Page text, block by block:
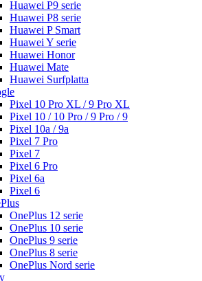
Huawei P9 serie
Huawei P8 serie
Huawei P Smart
Huawei Y serie
Huawei Honor
Huawei Mate
Huawei Surfplatta
Pixel 10 Pro XL / 9 Pro XL
Pixel 10 / 10 Pro / 9 Pro / 9
Pixel 10a / 9a
Pixel 7 Pro
Pixel 7
Pixel 6 Pro
Pixel 6a
Pixel 6
OnePlus 12 serie
OnePlus 10 serie
OnePlus 9 serie
OnePlus 8 serie
OnePlus Nord serie